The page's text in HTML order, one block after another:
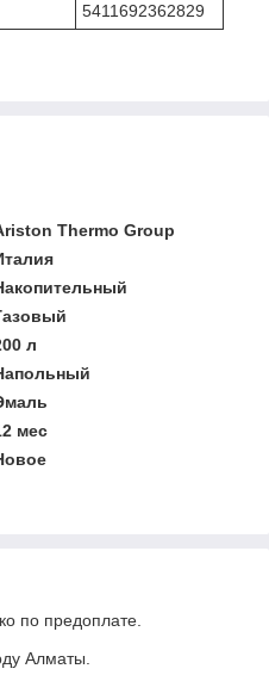
5411692362829
Thermo Group
л
мес
по предоплате.
Алматы.